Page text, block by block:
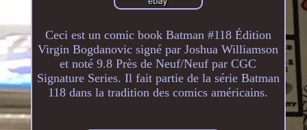
Ceci est un comic book Batman #118 Édition
Virgin Bogdanovic signé par Joshua Williamson
et noté 9.8 Près de Neuf/Neuf par CGC
Signature Series. Il fait partie de la série Batman
118 dans la tradition des comics américains.